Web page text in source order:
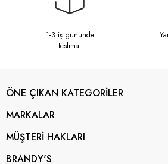
1-3 iş gününde
teslimat
ÖNE ÇIKAN KATEGORİLER
MARKALAR
MÜŞTERİ HAKLARI
BRANDY'S